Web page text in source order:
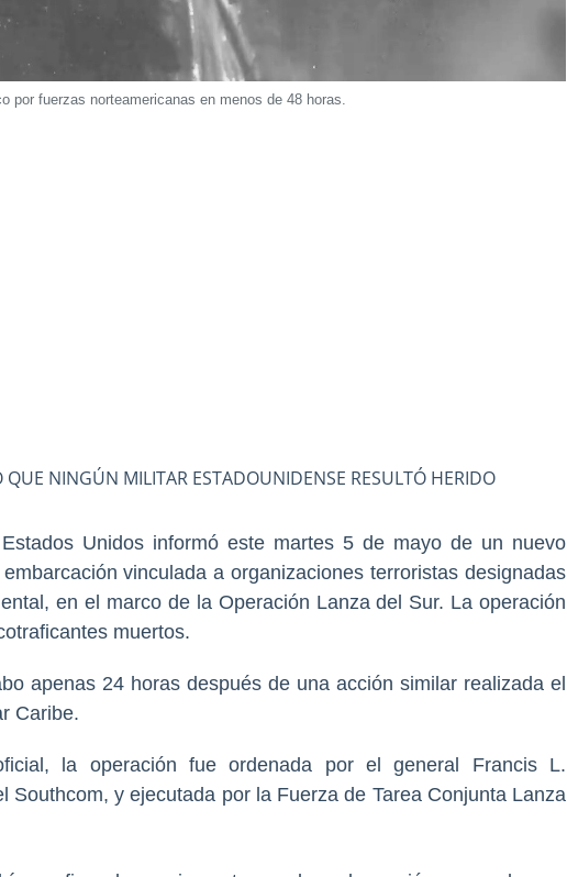
por fuerzas norteamericanas en menos de 48 horas.
QUE NINGÚN MILITAR ESTADOUNIDENSE RESULTÓ HERIDO
Unidos informó este martes 5 de mayo de un nuevo
vinculada a organizaciones terroristas designadas
en el marco de la Operación Lanza del Sur. La operación
muertos.
apenas 24 horas después de una acción similar realizada el
Caribe.
la operación fue ordenada por elgeneral Francis L.
Southcom, y ejecutada por la Fuerza de Tarea Conjunta Lanza